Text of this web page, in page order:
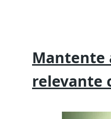
Mantente
relevante